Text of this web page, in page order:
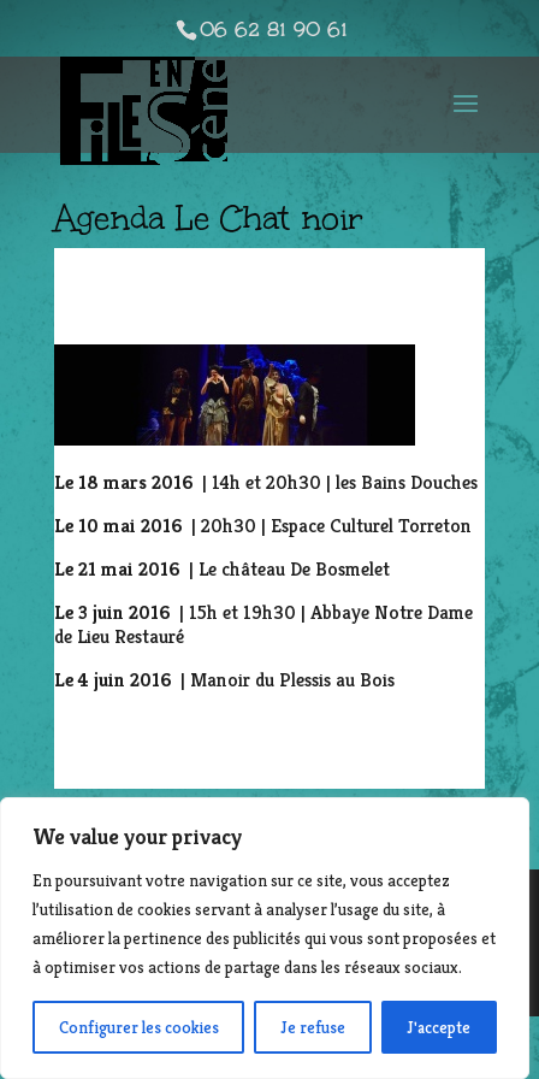
We value your privacy
En poursuivant votre navigation sur ce site, vous acceptez
l’utilisation de cookies servant à analyser l’usage du site, à
améliorer la pertinence des publicités qui vous sont proposées et
à optimiser vos actions de partage dans les réseaux sociaux.
Configurer les cookies Je refuse J'accepte
06 62 81 90 61
Agenda Le Chat noir
Le 18 mars 2016 | 14h et 20h30 | les Bains Douches
Le 10 mai 2016 | 20h30 | Espace Culturel Torreton
Le 21 mai 2016 | Le château De Bosmelet
Le 3 juin 2016 | 15h et 19h30 | Abbaye Notre Dame
de Lieu Restauré
Le 4 juin 2016 | Manoir du Plessis au Bois
©2014-2025 File en scène - Contact :Laurent Beyer
| Création & développement : Corinne Morvan
www.pro-file-design.com